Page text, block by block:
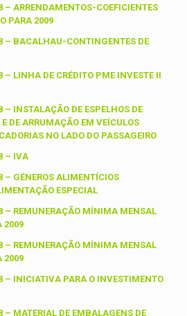
– ARRENDAMENTOS-COEFICIENTES
PARA 2009
– BACALHAU-CONTINGENTES DE
– LINHA DE CRÉDITO PME INVESTE II
– INSTALAÇÃO DE ESPELHOS DE
DE ARRUMAÇÃO EM VEÍCULOS
NO LADO DO PASSAGEIRO
– IVA
– GÉNEROS ALIMENTÍCIOS
ESPECIAL
– REMUNERAÇÃO MÍNIMA MENSAL
2009
– REMUNERAÇÃO MÍNIMA MENSAL
2009
– INICIATIVA PARA O INVESTIMENTO
– MATERIAL DE EMBALAGENS DE